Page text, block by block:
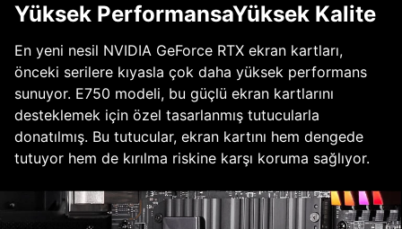
Yüksek PerformansaYüksek Kalite
En yeni nesil NVIDIA GeForce RTX ekran kartları,
önceki serilere kıyasla çok daha yüksek performans
sunuyor. E750 modeli, bu güçlü ekran kartlarını
desteklemek için özel tasarlanmış tutucularla
donatılmış. Bu tutucular, ekran kartını hem dengede
tutuyor hem de kırılma riskine karşı koruma sağlıyor.